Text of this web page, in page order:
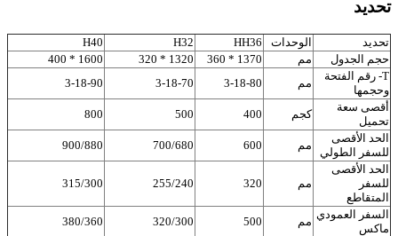
تحديد الوحدات HH36
H32
H40
حجم الجدول
مم 1370 * 360
1320 * 320
1600 * 400
T- رقم الفتحة
وحجمها
مم 3-18-80
3-18-70
3-18-90
أقصى سعة
تحميل
كجم 400
500
800
الحد الأقصى
للسفر الطولي
مم 600
700/680
900/880
الحد الأقصى
للسفر
المتقاطع
مم 320
255/240
315/300
السفر العمودي
ماكس
مم 500
320/300
380/360